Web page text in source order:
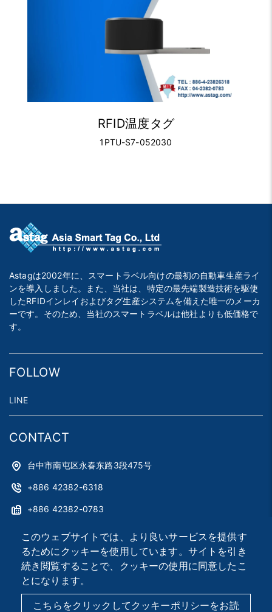
RFID温度タグ
1PTU-S7-052030
このウェブサイトでは、より良いサービスを提供す
るためにクッキーを使用しています。サイトを引き
続き閲覧することで、クッキーの使用に同意したこ
とになります。
こちらをクリックしてクッキーポリシーをお読
Astagは2002年に、スマートラベル向けの最初の自動車生産ライ
ンを導入しました。また、当社は、特定の最先端製造技術を駆使
したRFIDインレイおよびタグ生産システムを備えた唯一のメーカ
ーです。そのため、当社のスマートラベルは他社よりも低価格で
す。
FOLLOW
LINE
CONTACT
台中市南屯区永春东路3段475号
+886 42382-6318
+886 42382-0783
astag@astag.com
roger@astag.com
2026 © Asia Smart Tag Co., Ltd. Designed by首岳資訊